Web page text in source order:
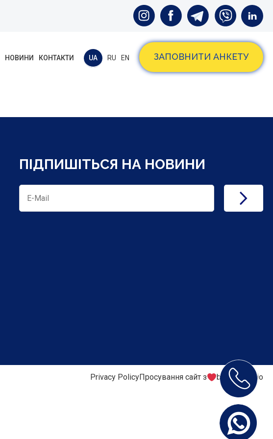
НОВИНИ КОНТАКТИ UA RU EN ЗАПОВНИТИ АНКЕТУ
ПІДПИШІТЬСЯ НА НОВИНИ
Privacy PolicyПросування сайт з by DM Studio